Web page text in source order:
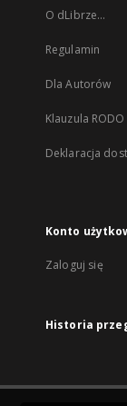
O dLibrze...
Regulamin
Dla Autorów
Klauzula RODO
Deklaracja
Konto
Zaloguj się
Historia